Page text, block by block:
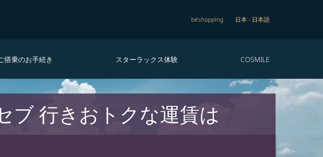
béshopping 日本- 日本語
搭乗のお手続き スターラックス体験 COSMILE
ブ 行きおトクな運賃は